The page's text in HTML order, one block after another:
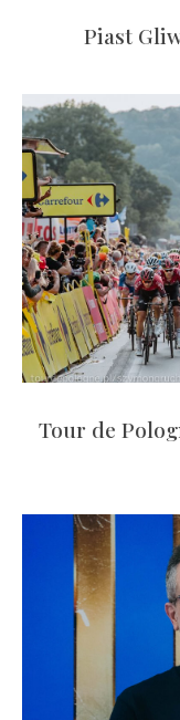
Piast
Tour de